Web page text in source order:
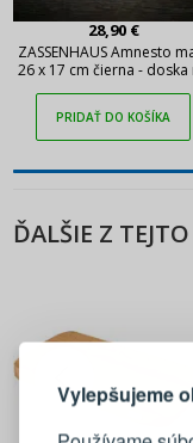
Vylepšujeme
28,90 €
ZASSENHAUS Amnesto
26 x 17 cm čierna - doska
dreveného vlákna
PRIDAŤ DO KOŠÍKA
ĎALŠIE Z